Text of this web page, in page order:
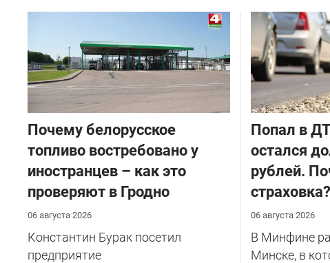
Почему белорусское
топливо востребовано у
иностранцев – как это
проверяют в Гродно
06 августа 2026
Константин Бурак посетил
предприятие
​Попал в
остался
рублей.
страховка?
06 августа 2026
В Минфине
Минске, в